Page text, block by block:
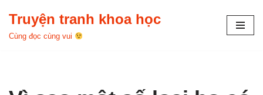
Chuyển
Truyện tranh khoa học
Cùng đọc cùng vui